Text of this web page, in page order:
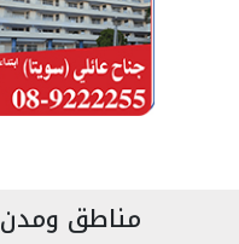
مناطق ومدن